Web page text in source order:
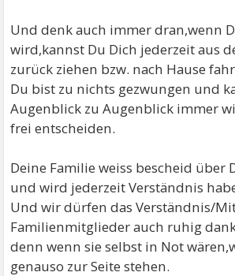
Und denk auch immer dran,wenn
wird,kannst Du Dich jederzeit aus
zurück ziehen bzw. nach Hause
Du bist zu nichts gezwungen und
Augenblick zu Augenblick immer
frei entscheiden.
Deine Familie weiss bescheid über
und wird jederzeit Verständnis
Und wir dürfen das Verständnis/
Familienmitglieder auch ruhig
denn wenn sie selbst in Not
genauso zur Seite stehen.